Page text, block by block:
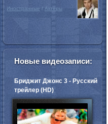
Иностранные / Актёры
Новые видеозаписи:
Бриджит Джонс 3 - Русский
трейлер (HD)